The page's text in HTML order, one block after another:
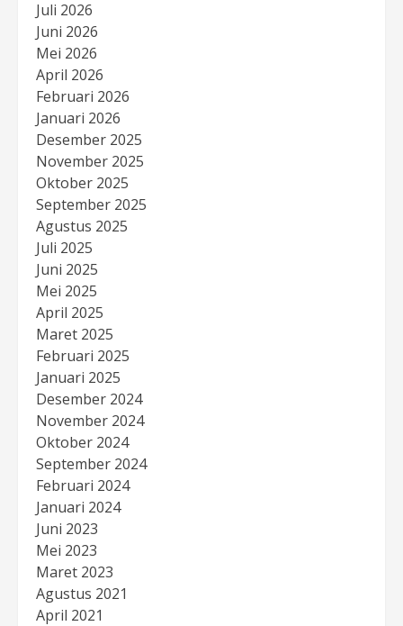
Juli 2026
Juni 2026
Mei 2026
April 2026
Februari 2026
Januari 2026
Desember 2025
November 2025
Oktober 2025
September 2025
Agustus 2025
Juli 2025
Juni 2025
Mei 2025
April 2025
Maret 2025
Februari 2025
Januari 2025
Desember 2024
November 2024
Oktober 2024
September 2024
Februari 2024
Januari 2024
Juni 2023
Mei 2023
Maret 2023
Agustus 2021
April 2021